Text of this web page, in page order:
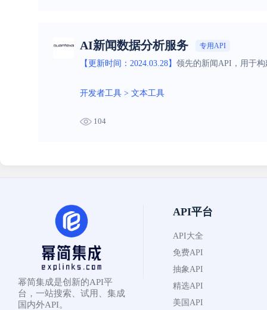
AI新闻数据分析服务 专用API
【更新时间：2024.03.28】 领先的新闻API，用于
开发者工具 > 文本工具
104
幂简集成是创新的API平
台，一站搜索、试用、集成
国内外API。
API平台
API大全
免费API
抽象API
精选API
美国API